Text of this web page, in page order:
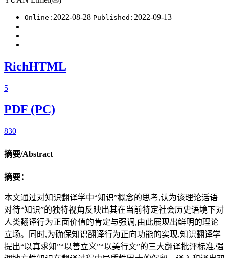
Online: 2022-08-28 Published: 2022-09-13
RichHTML
5
PDF (PC)
830
摘要/Abstract
摘要：
本文通过对知识翻译学中“知识”概念的思考,认为该理论话语
对待“知识”的独特视角反映出其在当前特定社会历史语境下对
人类翻译行为正面价值的肯定与强调,由此展现出鲜明的理论
立场。同时,为确保知识翻译行为正向功能的实现,知识翻译学
提出“以真求知”“以善立义”“以美行文”的三大翻译批评标准,强